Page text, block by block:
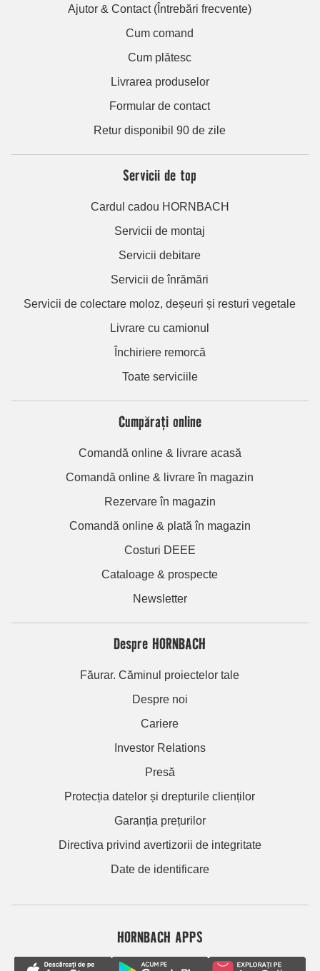
Ajutor & Contact (Întrebări frecvente)
Cum comand
Cum plătesc
Livrarea produselor
Formular de contact
Retur disponibil 90 de zile
Servicii de top
Cardul cadou HORNBACH
Servicii de montaj
Servicii debitare
Servicii de înrămări
Servicii de colectare moloz, deșeuri și resturi vegetale
Livrare cu camionul
Închiriere remorcă
Toate serviciile
Cumpărați online
Comandă online & livrare acasă
Comandă online & livrare în magazin
Rezervare în magazin
Comandă online & plată în magazin
Costuri DEEE
Cataloage & prospecte
Newsletter
Despre HORNBACH
Făurar. Căminul proiectelor tale
Despre noi
Cariere
Investor Relations
Presă
Protecția datelor și drepturile clienților
Garanția prețurilor
Directiva privind avertizorii de integritate
Date de identificare
HORNBACH APPS